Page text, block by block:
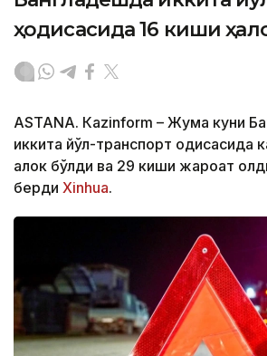
ҳодисасида 16 киши
ASTANА. Кazinform – Жума куни
иккита йўл-транспорт ҳодисасида
ҳалок бўлди ва 29 киши жароҳат
берди Xinhua.